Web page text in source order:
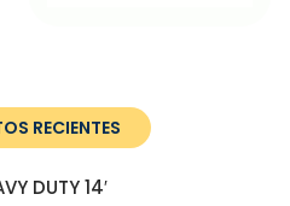
RECIENTES
DUTY 14′